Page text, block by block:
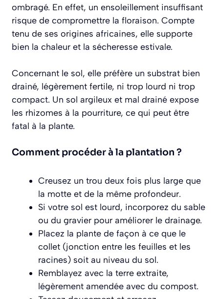
ombragé. En effet, un ensoleillement insuffisant
risque de compromettre la floraison. Compte
tenu de ses origines africaines, elle supporte
bien la chaleur et la sécheresse estivale.
Concernant le sol, elle préfère un substrat bien
drainé, légèrement fertile, ni trop lourd ni trop
compact. Un sol argileux et mal drainé expose
les rhizomes à la pourriture, ce qui peut être
fatal à la plante.
Comment procéder à la plantation ?
Creusez un trou deux fois plus large que
la motte et de la même profondeur.
Si votre sol est lourd, incorporez du sable
ou du gravier pour améliorer le drainage.
Placez la plante de façon à ce que le
collet (jonction entre les feuilles et les
racines) soit au niveau du sol.
Remblayez avec la terre extraite,
légèrement amendée avec du compost.